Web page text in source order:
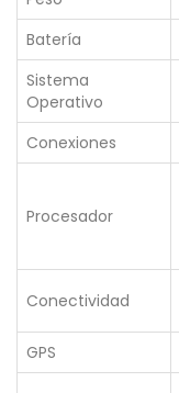
Batería
Sistema
Operativo
Conexiones
Procesador
Conectividad
GPS